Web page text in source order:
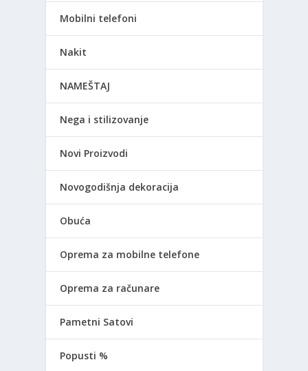
Mobilni telefoni
Nakit
NAMEŠTAJ
Nega i stilizovanje
Novi Proizvodi
Novogodišnja dekoracija
Obuća
Oprema za mobilne telefone
Oprema za računare
Pametni Satovi
Popusti %